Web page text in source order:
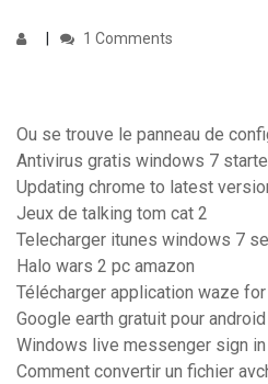
1 Comments
Ou se trouve le panneau de
Antivirus gratis windows 7
Updating chrome to latest
Jeux de talking tom cat 2
Telecharger itunes windows 7
Halo wars 2 pc amazon
Télécharger application waze for
Google earth gratuit pour android
Windows live messenger sign in
Comment convertir un fichier